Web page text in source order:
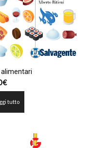
€
tutto